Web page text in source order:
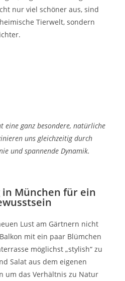
nur viel schöner aus, sind
Tierwelt, sondern
eine ganz besondere, natürliche
uns gleichzeitig durch
und spannende Dynamik.
München für ein
Lust am Gärtnern nicht
mit ein paar Blümchen
möglichst „stylish“ zu
Salat aus dem eigenen
um das Verhältnis zu Natur